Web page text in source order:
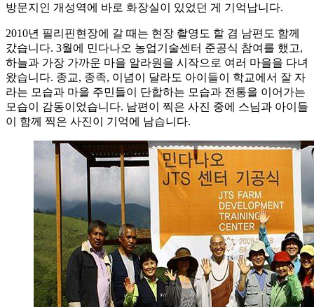
방문지인 개성역에 바로 화장실이 있었던 게 기억납니다.
2010년 필리핀현장에 갈 때는 현장 촬영도 할 겸 남편도 함께
갔습니다. 3월에 민다나오 농업기술센터 준공식 참여를 했고,
하늘과 가장 가까운 마을 알라원을 시작으로 여러 마을을 다녀
왔습니다. 종교, 종족, 이념이 달라도 아이들이 학교에서 잘 자
라는 모습과 마을 주민들이 단합하는 모습과 전통을 이어가는
모습이 감동이었습니다. 남편이 찍은 사진 중에 스님과 아이들
이 함께 찍은 사진이 기억에 남습니다.